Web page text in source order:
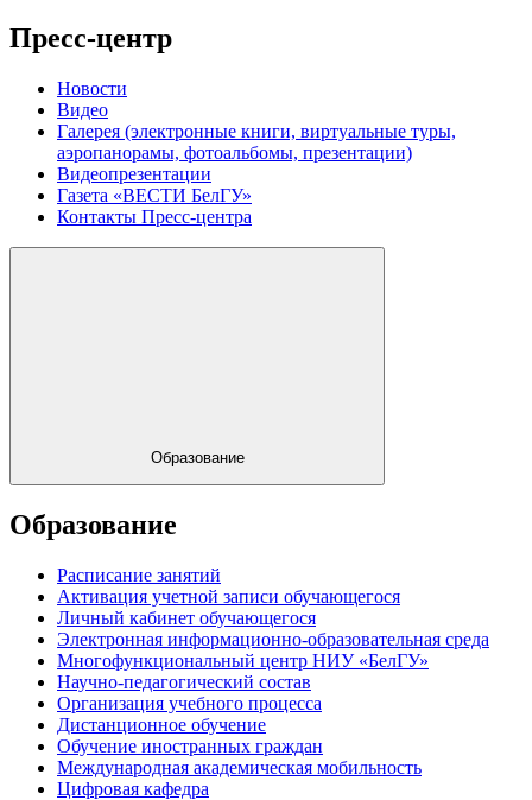
Пресс-центр
Новости
Видео
Галерея (электронные книги, виртуальные туры,
аэропанорамы, фотоальбомы, презентации)
Видеопрезентации
Газета «ВЕСТИ БелГУ»
Контакты Пресс-центра
Образование
Образование
Расписание занятий
Активация учетной записи обучающегося
Личный кабинет обучающегося
Электронная информационно-образовательная среда
Многофункциональный центр НИУ «БелГУ»
Научно-педагогический состав
Организация учебного процесса
Дистанционное обучение
Обучение иностранных граждан
Международная академическая мобильность
Цифровая кафедра